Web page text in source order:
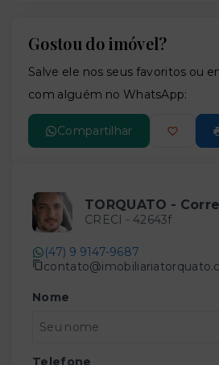
Gostou do imóvel?
Salve ele nos seus favoritos ou
com alguém no WhatsApp:
Compartilhar
TORQUATO -
CRECI - 42643f
(47) 9 9147-9687
Nome
Telefone